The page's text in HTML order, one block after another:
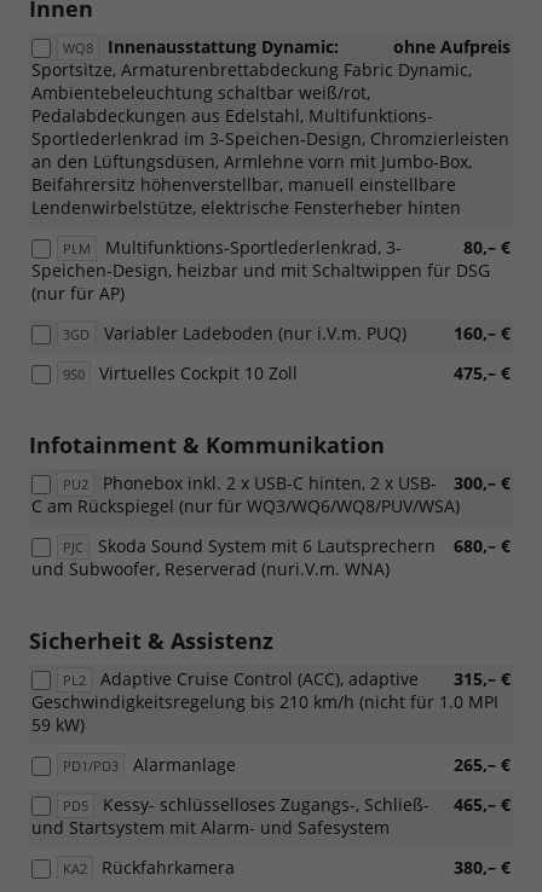
Innen
WQ8 ohne Aufpreis
Innenausstattung Dynamic:
Sportsitze, Armaturenbrettabdeckung Fabric Dynamic,
Ambientebeleuchtung schaltbar weiß/rot,
Pedalabdeckungen aus Edelstahl, Multifunktions-
Sportlederlenkrad im 3-Speichen-Design, Chromzierleisten
an den Lüftungsdüsen, Armlehne vorn mit Jumbo-Box,
Beifahrersitz höhenverstellbar, manuell einstellbare
Lendenwirbelstütze, elektrische Fensterheber hinten
PLM 80,– €
Multifunktions-Sportlederlenkrad, 3-
Speichen-Design, heizbar und mit Schaltwippen für DSG
(nur für AP)
3GD 160,– €
Variabler Ladeboden (nur i.V.m. PUQ)
9S0 475,– €
Virtuelles Cockpit 10 Zoll
Infotainment & Kommunikation
PU2 300,– €
Phonebox inkl. 2 x USB-C hinten, 2 x USB-
C am Rückspiegel (nur für WQ3/WQ6/WQ8/PUV/WSA)
PJC 680,– €
Skoda Sound System mit 6 Lautsprechern
und Subwoofer, Reserverad (nuri.V.m. WNA)
Sicherheit & Assistenz
PL2 315,– €
Adaptive Cruise Control (ACC), adaptive
Geschwindigkeitsregelung bis 210 km/h (nicht für 1.0 MPI
59 kW)
PD1/PD3 265,– €
Alarmanlage
PD5 465,– €
Kessy- schlüsselloses Zugangs-, Schließ-
und Startsystem mit Alarm- und Safesystem
KA2 380,– €
Rückfahrkamera